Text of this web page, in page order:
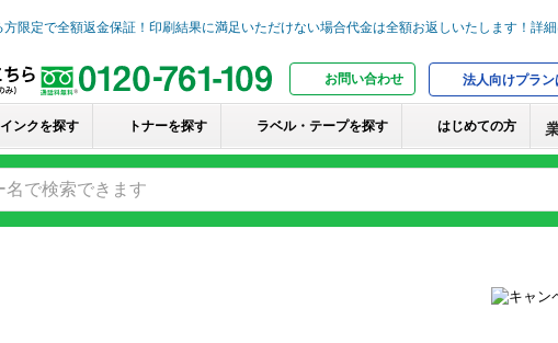
お問い合わせ 法人向けプラン
インクを探す トナーを探す ラベル・テープを探す はじめての方